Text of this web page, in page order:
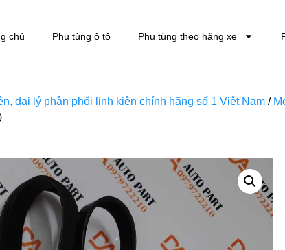
chủ Phụ tùng ô tô Phụ tùng theo hãng xe
đại lý phân phối linh kiện chính hãng số 1 Việt Nam /